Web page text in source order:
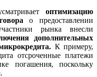
оптимизацию
о предоставлении
рынка внесли
дополнительных
К примеру,
отсроченные платежи
погашения, поскольку